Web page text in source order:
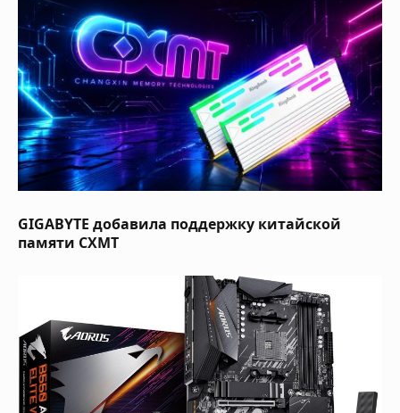
GIGABYTE добавила поддержку китайской
памяти CXMT